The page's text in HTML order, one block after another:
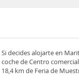
Si decides alojarte en
coche de Centro
18,4 km de Feria de